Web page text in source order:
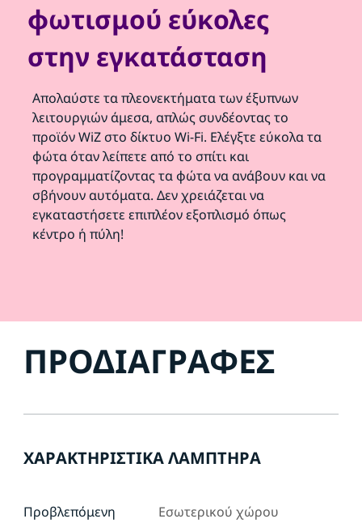
φωτισμού εύκολες
στην εγκατάσταση
Απολαύστε τα πλεονεκτήματα των έξυπνων
λειτουργιών άμεσα, απλώς συνδέοντας το
προϊόν WiZ στο δίκτυο Wi-Fi. Ελέγξτε εύκολα τα
φώτα όταν λείπετε από το σπίτι και
προγραμματίζοντας τα φώτα να ανάβουν και να
σβήνουν αυτόματα. Δεν χρειάζεται να
εγκαταστήσετε επιπλέον εξοπλισμό όπως
κέντρο ή πύλη!
ΠΡΟΔΙΑΓΡΑΦΈΣ
ΧΑΡΑΚΤΗΡΙΣΤΙΚΆ ΛΑΜΠΤΉΡΑ
Προβλεπόμενη
Εσωτερικού χώρου